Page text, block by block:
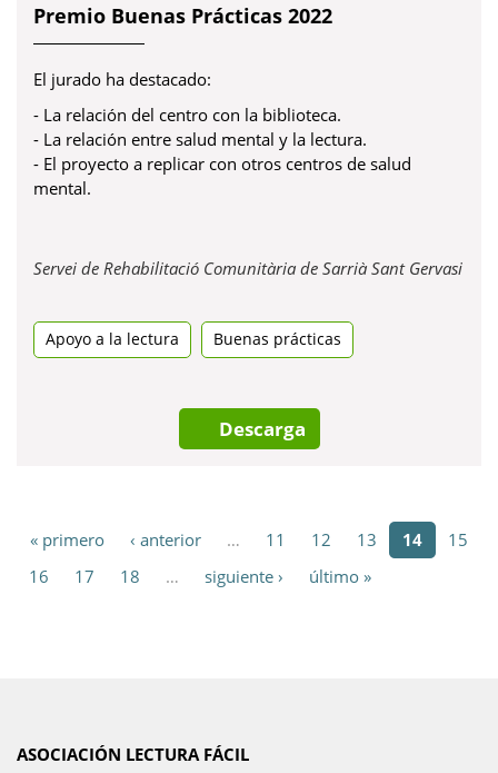
Premio Buenas Prácticas 2022
El jurado ha destacado:
- La relación del centro con la biblioteca.
- La relación entre salud mental y la lectura.
- El proyecto a replicar con otros centros de salud
mental.
Servei de Rehabilitació Comunitària de Sarrià Sant Gervasi
en
una
pestanya
Apoyo a la lectura Buenas prácticas
Descarga
« primero ‹ anterior … 11 12 13 14
15
16
17 18 … siguiente › último »
ASOCIACIÓN LECTURA FÁCIL